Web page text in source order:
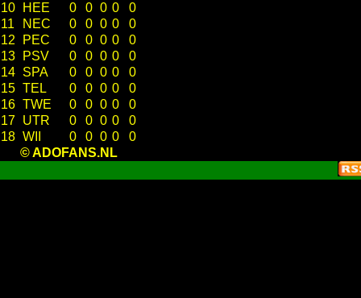
10
HEE 0 0 0 0
0
11
NEC 0 0 0 0
0
12
PEC 0 0 0 0
0
13
PSV 0 0 0 0
0
14 SPA 0 0 0 0
0
15 TEL 0 0 0 0
0
16 TWE 0 0 0 0
0
17 UTR 0 0 0 0
0
18 WII 0 0 0 0
0
© ADOFANS.NL